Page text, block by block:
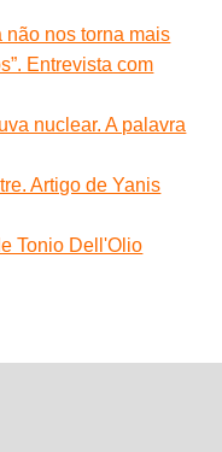
não nos torna mais
Entrevista com
nuclear. A palavra
Artigo de Yanis
Tonio Dell'Olio